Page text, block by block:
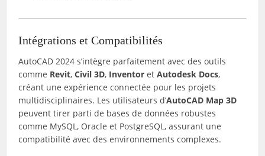
Intégrations et Compatibilités
AutoCAD 2024 s’intègre parfaitement avec des outils
comme Revit,Civil 3D, Inventor etAutodesk Docs,
créant une expérience connectée pour les projets
multidisciplinaires. Les utilisateurs d’AutoCAD Map 3D
peuvent tirer parti de bases de données robustes
comme MySQL, Oracle et PostgreSQL, assurant une
compatibilité avec des environnements complexes.